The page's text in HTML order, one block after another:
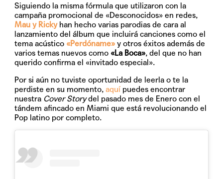
Siguiendo la misma fórmula que utilizaron con la
campaña promocional de «Desconocidos» en redes,
Mau y Rickyhan hecho varias parodias de cara al
lanzamiento del álbum que incluirá canciones como el
tema acústico «Perdóname» y otros éxitos además de
varios temas nuevos como «La Boca», del que no han
querido confirma el «invitado especial».
Por si aún no tuviste oportunidad de leerla o te la
perdiste en su momento,aquí puedes encontrar
nuestra Cover Storydel pasado mes de Enero con el
tándem afincado en Miami que está revolucionando el
Pop latino por completo.